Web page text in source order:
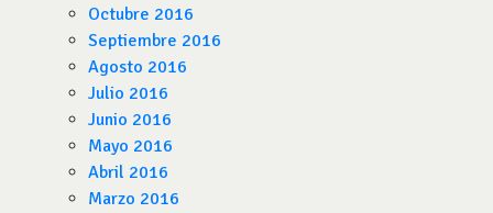
Octubre 2016
Septiembre 2016
Agosto 2016
Julio 2016
Junio 2016
Mayo 2016
Abril 2016
Marzo 2016